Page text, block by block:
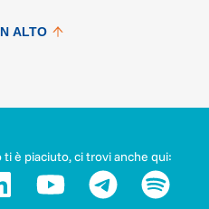
ALTO
è piaciuto, ci trovi anche qui: